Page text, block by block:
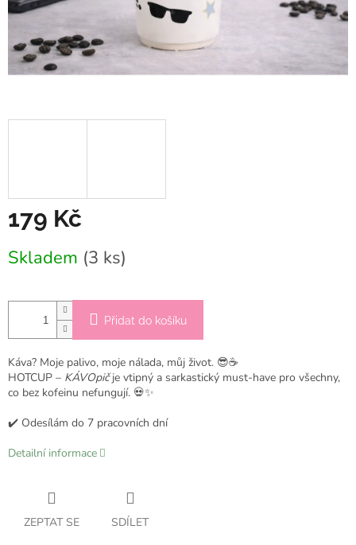
179 Kč
cena:
Skladem (3 ks)
Přidat do košíku
Káva? Moje palivo, moje nálada, můj život. 😎☕
HOTCUP – KÁVOpičje vtipný a sarkastický must-have pro všechny,
co bez kofeinu nefungují. 💀✨
✔️ Odesílám do 7 pracovních dní
Detailní informace
ZEPTAT SE SDÍLET